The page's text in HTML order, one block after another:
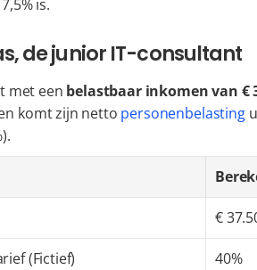
is.
de junior IT-consultant
met een belastbaar inkomen van €
komt zijn netto personenbelasting
€
(Fictief) 40%